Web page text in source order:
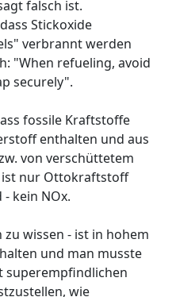
falsch ist.
Stickoxide
verbrannt werden
"When refueling, avoid
securely".
fossile Kraftstoffe
enthalten und aus
von verschüttetem
ist nur Ottokraftstoff
kein NOx.
zu wissen - ist in hohem
und man musste
superempfindlichen
wie